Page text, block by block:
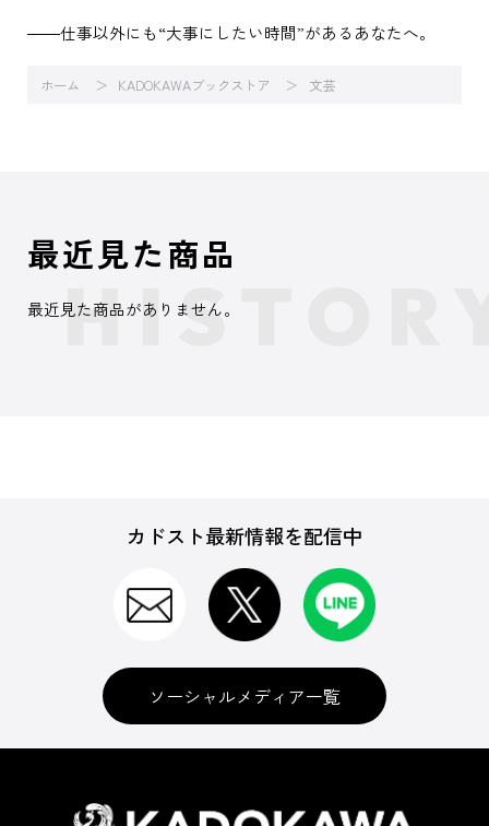
――仕事以外にも“大事にしたい時間”があるあなたへ。
ホーム KADOKAWAブックストア 文芸
最近見た商品
最近見た商品がありません。
カドスト最新情報を配信中
ソーシャルメディア一覧